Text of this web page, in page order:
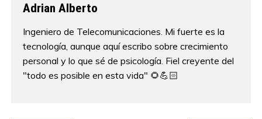
Adrian Alberto
Ingeniero de Telecomunicaciones. Mi fuerte es la
tecnología, aunque aquí escribo sobre crecimiento
personal y lo que sé de psicología. Fiel creyente del
"todo es posible en esta vida" 🌻💪🏻